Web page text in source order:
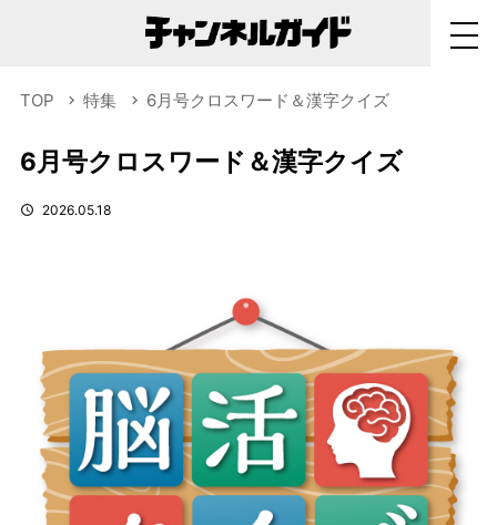
TOP 特集 6月号クロスワード＆漢字クイズ
6月号クロスワード＆漢字クイズ
2026.05.18